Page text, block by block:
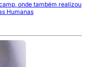
onde também realizou
Humanas